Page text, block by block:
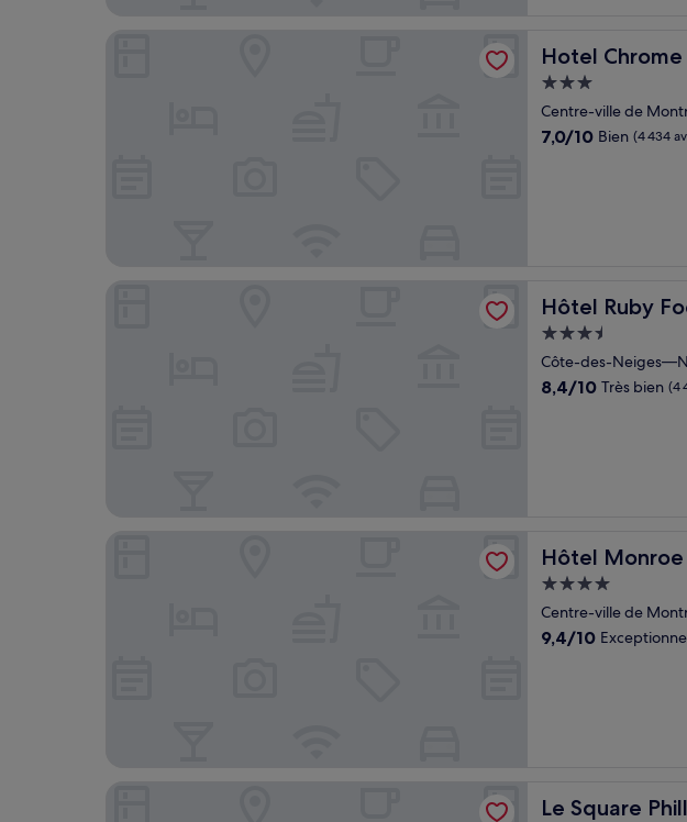
Hotel
Hotel Chrome
Hébergement
3.0 étoiles
Centre-ville de
7.0
7,0/10 Bien (4 434
Hôtel Ruby
Hôtel Ruby Foo's
Hébergement
3.5 étoiles
Côte-des-
8.4
8,4/10 Très bien (4
Hôtel
Hôtel Monroe -
Hébergement
4.0 étoiles
Centre-ville de
9.4
9,4/10
Le Square
Le Square